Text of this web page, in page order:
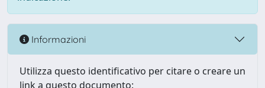
Informazioni
Utilizza questo identificativo per citare o creare un
link a questo documento: